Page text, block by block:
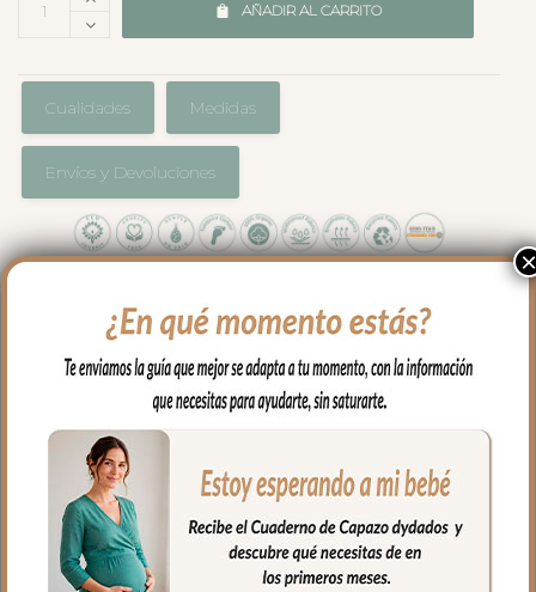
AÑADIR AL CARRITO
Cualidades Medidas
Envíos y Devoluciones
El complemento ideal para llevar a
nuestro bebe en brazos, para usar en el
capazo o en la cuna.
piqué de algodón y por el otro puedes
elegir en piqué de algodón o en pelo corto
liso.
Puedes lavar a mano o en lavadora,
×